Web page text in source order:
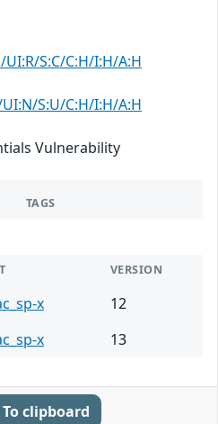
UI:R/S:C/C:H/I:H/A:H
UI:N/S:U/C:H/I:H/A:H
Vulnerability
TAGS
VERSION
x
12
x 13
To clipboard